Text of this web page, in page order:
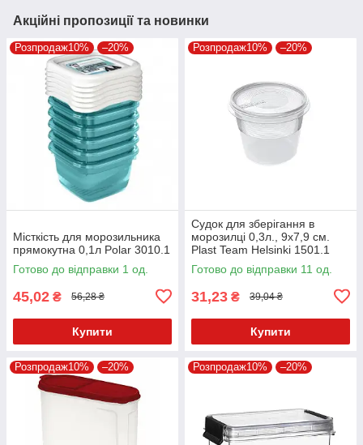
Акційні пропозиції та новинки
Розпродаж10% –20%
Місткість для морозильника
прямокутна 0,1л Polar 3010.1
Готово до відправки 1 од.
45,02 ₴ 56,28 ₴
Купити
Розпродаж10% –20%
Судок для зберігання в
морозилці 0,3л., 9х7,9 см.
Plast Team Helsinki 1501.1
Готово до відправки 11 од.
31,23 ₴ 39,04 ₴
Купити
Розпродаж10% –20% Розпродаж10% –20%